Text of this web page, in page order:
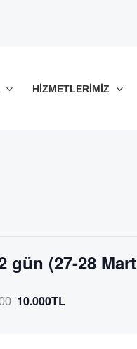
HIZMETLERIMIZ
gün (27-28
10.000TL